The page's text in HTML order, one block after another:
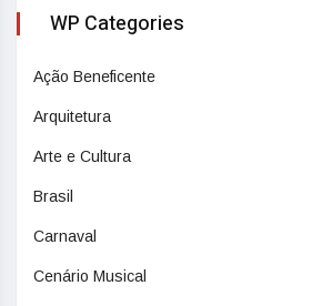
WP Categories
Ação Beneficente
Arquitetura
Arte e Cultura
Brasil
Carnaval
Cenário Musical